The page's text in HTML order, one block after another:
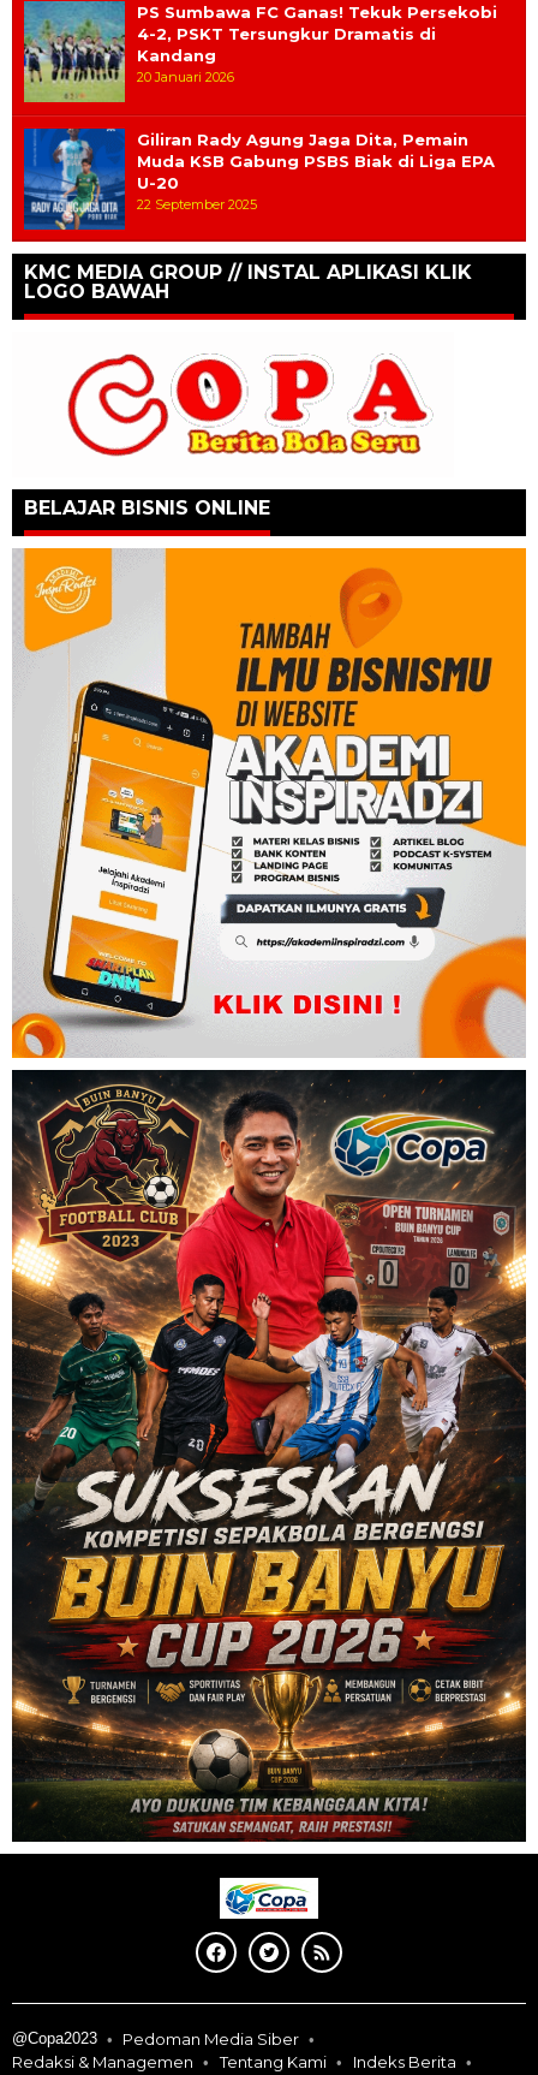
PS Sumbawa FC Ganas! Tekuk Persekobi
4-2, PSKT Tersungkur Dramatis di
Kandang
20 Januari 2026
Giliran Rady Agung Jaga Dita, Pemain
Muda KSB Gabung PSBS Biak di Liga EPA
U-20
22 September 2025
KMC MEDIA GROUP // INSTAL APLIKASI KLIK
LOGO BAWAH
BELAJAR BISNIS ONLINE
@Copa2023
Pedoman Media Siber
Redaksi & Managemen
Tentang Kami Indeks Berita